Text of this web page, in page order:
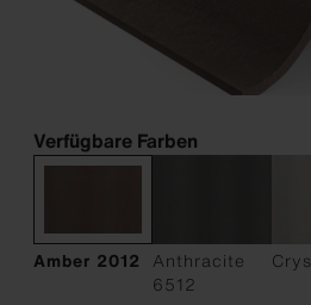
Verfügbare Farben
Amber 2012
Anthracite
6512